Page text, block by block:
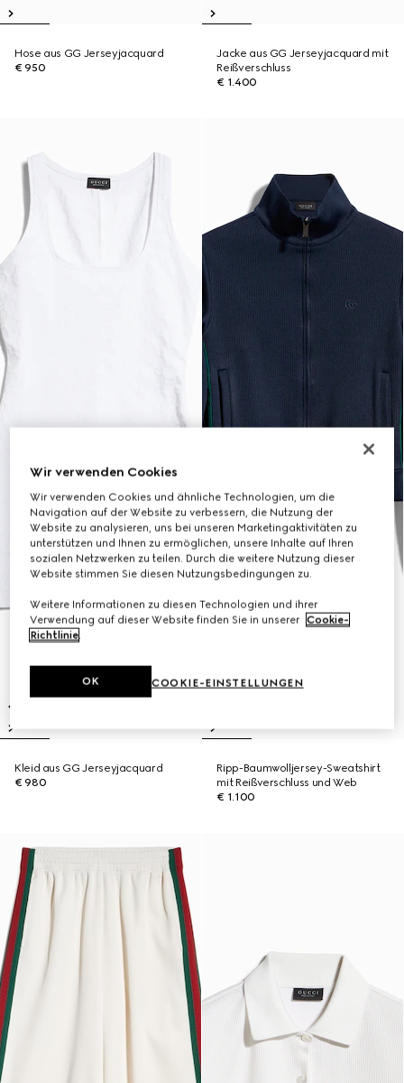
Hose aus GG Jerseyjacquard
€ 950
Jacke aus GG Jerseyjacquard mit
Reißverschluss
€ 1.400
Kleid aus GG Jerseyjacquard
€ 980
Ripp-Baumwolljersey-Sweatshirt
mit Reißverschluss und Web
€ 1.100
Wir verwenden Cookies
Wir verwenden Cookies und ähnliche Technologien, um die
Navigation auf der Website zu verbessern, die Nutzung der
Website zu analysieren, uns bei unseren Marketingaktivitäten zu
unterstützen und Ihnen zu ermöglichen, unsere Inhalte auf Ihren
sozialen Netzwerken zu teilen. Durch die weitere Nutzung dieser
Website stimmen Sie diesen Nutzungsbedingungen zu.
Weitere Informationen zu diesen Technologien und ihrer
Verwendung auf dieser Website finden Sie in unserer Cookie-
Richtlinie.
COOKIE-EINSTELLUNGEN
OK